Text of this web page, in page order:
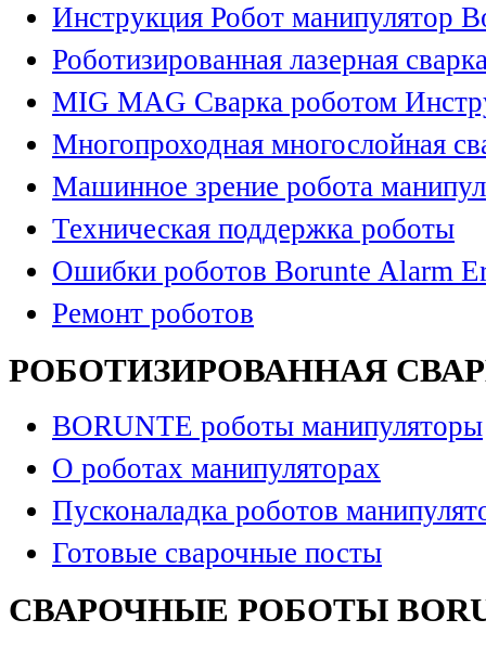
Инструкция Робот манипулятор
Роботизированная лазерная
MIG MAG Сварка роботом
Многопроходная многослойная
Машинное зрение робота
Техническая поддержка роботы
Ошибки роботов Borunte Alarm
Ремонт роботов
РОБОТИЗИРОВАННАЯ
BORUNTE роботы манипуляторы
О роботах манипуляторах
Пусконаладка роботов
Готовые сварочные посты
СВАРОЧНЫЕ РОБОТЫ